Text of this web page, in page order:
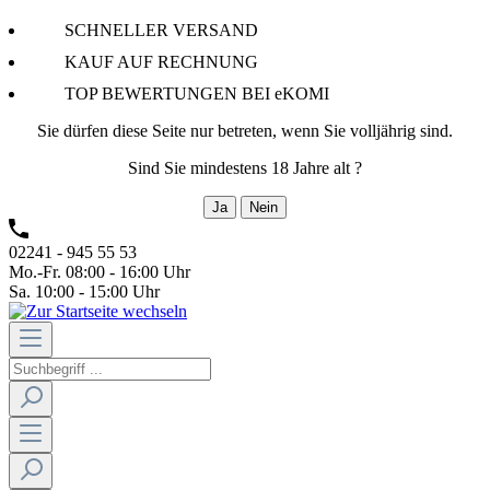
SCHNELLER VERSAND
KAUF AUF RECHNUNG
TOP BEWERTUNGEN BEI eKOMI
Sie dürfen diese Seite nur betreten, wenn Sie volljährig sind.
Sind Sie mindestens 18 Jahre alt ?
Ja Nein
02241 - 945 55 53
Mo.-Fr. 08:00 - 16:00 Uhr
Sa. 10:00 - 15:00 Uhr